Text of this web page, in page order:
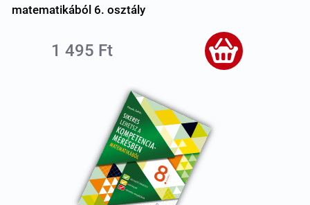
matematikából 6. osztály
1 495 Ft